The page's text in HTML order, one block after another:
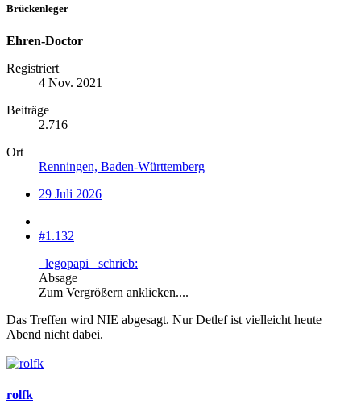
Brückenleger
Ehren-Doctor
Registriert
4 Nov. 2021
Beiträge
2.716
Ort
Renningen, Baden-Württemberg
29 Juli 2026
#1.132
_legopapi_ schrieb:
Absage
Zum Vergrößern anklicken....
Das Treffen wird NIE abgesagt. Nur Detlef ist vielleicht heute
Abend nicht dabei.
rolfk